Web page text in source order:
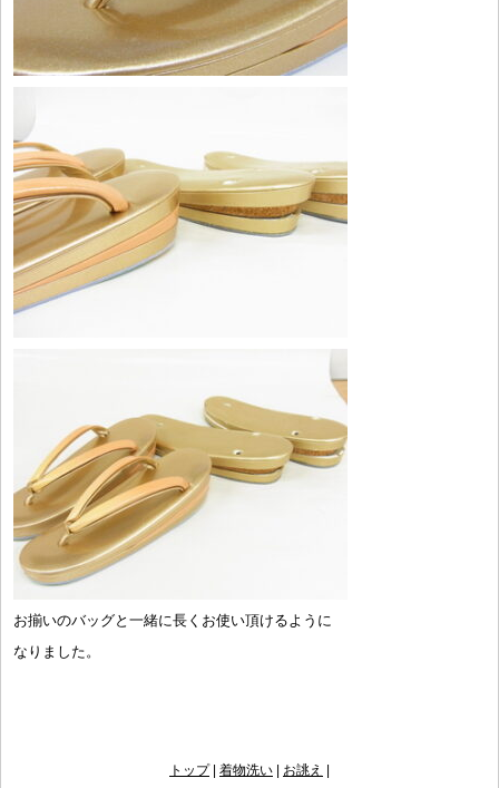
お揃いのバッグと一緒に長くお使い頂けるように
なりました。
トップ| 着物洗い | お誂え |